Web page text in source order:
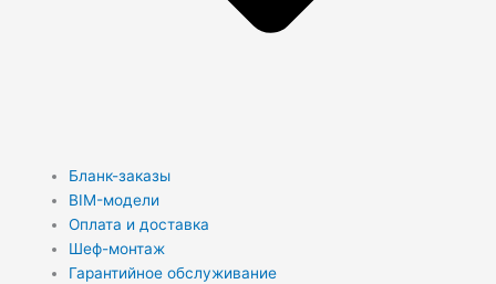
Бланк-заказы
BIM-модели
Оплата и доставка
Шеф-монтаж
Гарантийное обслуживание